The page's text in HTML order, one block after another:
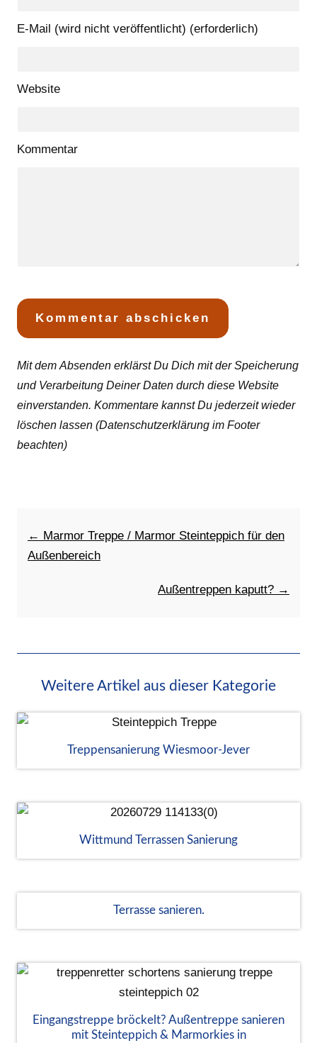
E-Mail (wird nicht veröffentlicht) (erforderlich)
Website
Kommentar
Mit dem Absenden erklärst Du Dich mit der Speicherung
und Verarbeitung Deiner Daten durch diese Website
einverstanden. Kommentare kannst Du jederzeit wieder
löschen lassen (Datenschutzerklärung im Footer
beachten)
← Marmor Treppe / Marmor Steinteppich für den
Außenbereich
Außentreppen kaputt? →
Weitere Artikel aus dieser Kategorie
Treppensanierung Wiesmoor-Jever
Wittmund Terrassen Sanierung
Terrasse sanieren.
Eingangstreppe bröckelt? Außentreppe sanieren
mit Steinteppich & Marmorkies in